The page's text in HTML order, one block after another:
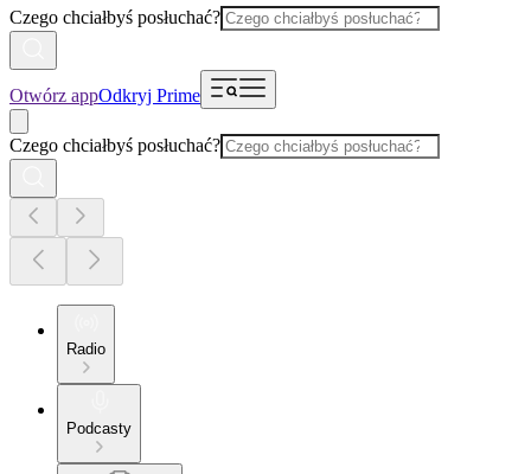
Czego chciałbyś posłuchać?
Otwórz appOdkryj Prime
Czego chciałbyś posłuchać?
Radio
Podcasty